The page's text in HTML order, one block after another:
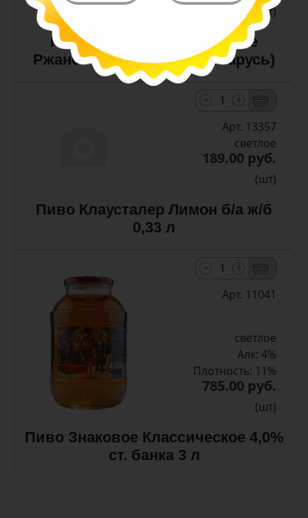
(шт)
Пиво Лидское Жигулевское
Ржаное 5,0% с/т 0,5 л (Беларусь)
Арт. 13357
светлое
189.00 руб.
(шт)
Пиво Клаусталер Лимон б/а ж/б
0,33 л
Арт. 11041
светлое
Алк: 4%
Плотность: 11%
785.00 руб.
(шт)
Пиво Знаковое Классическое 4,0%
ст. банка 3 л